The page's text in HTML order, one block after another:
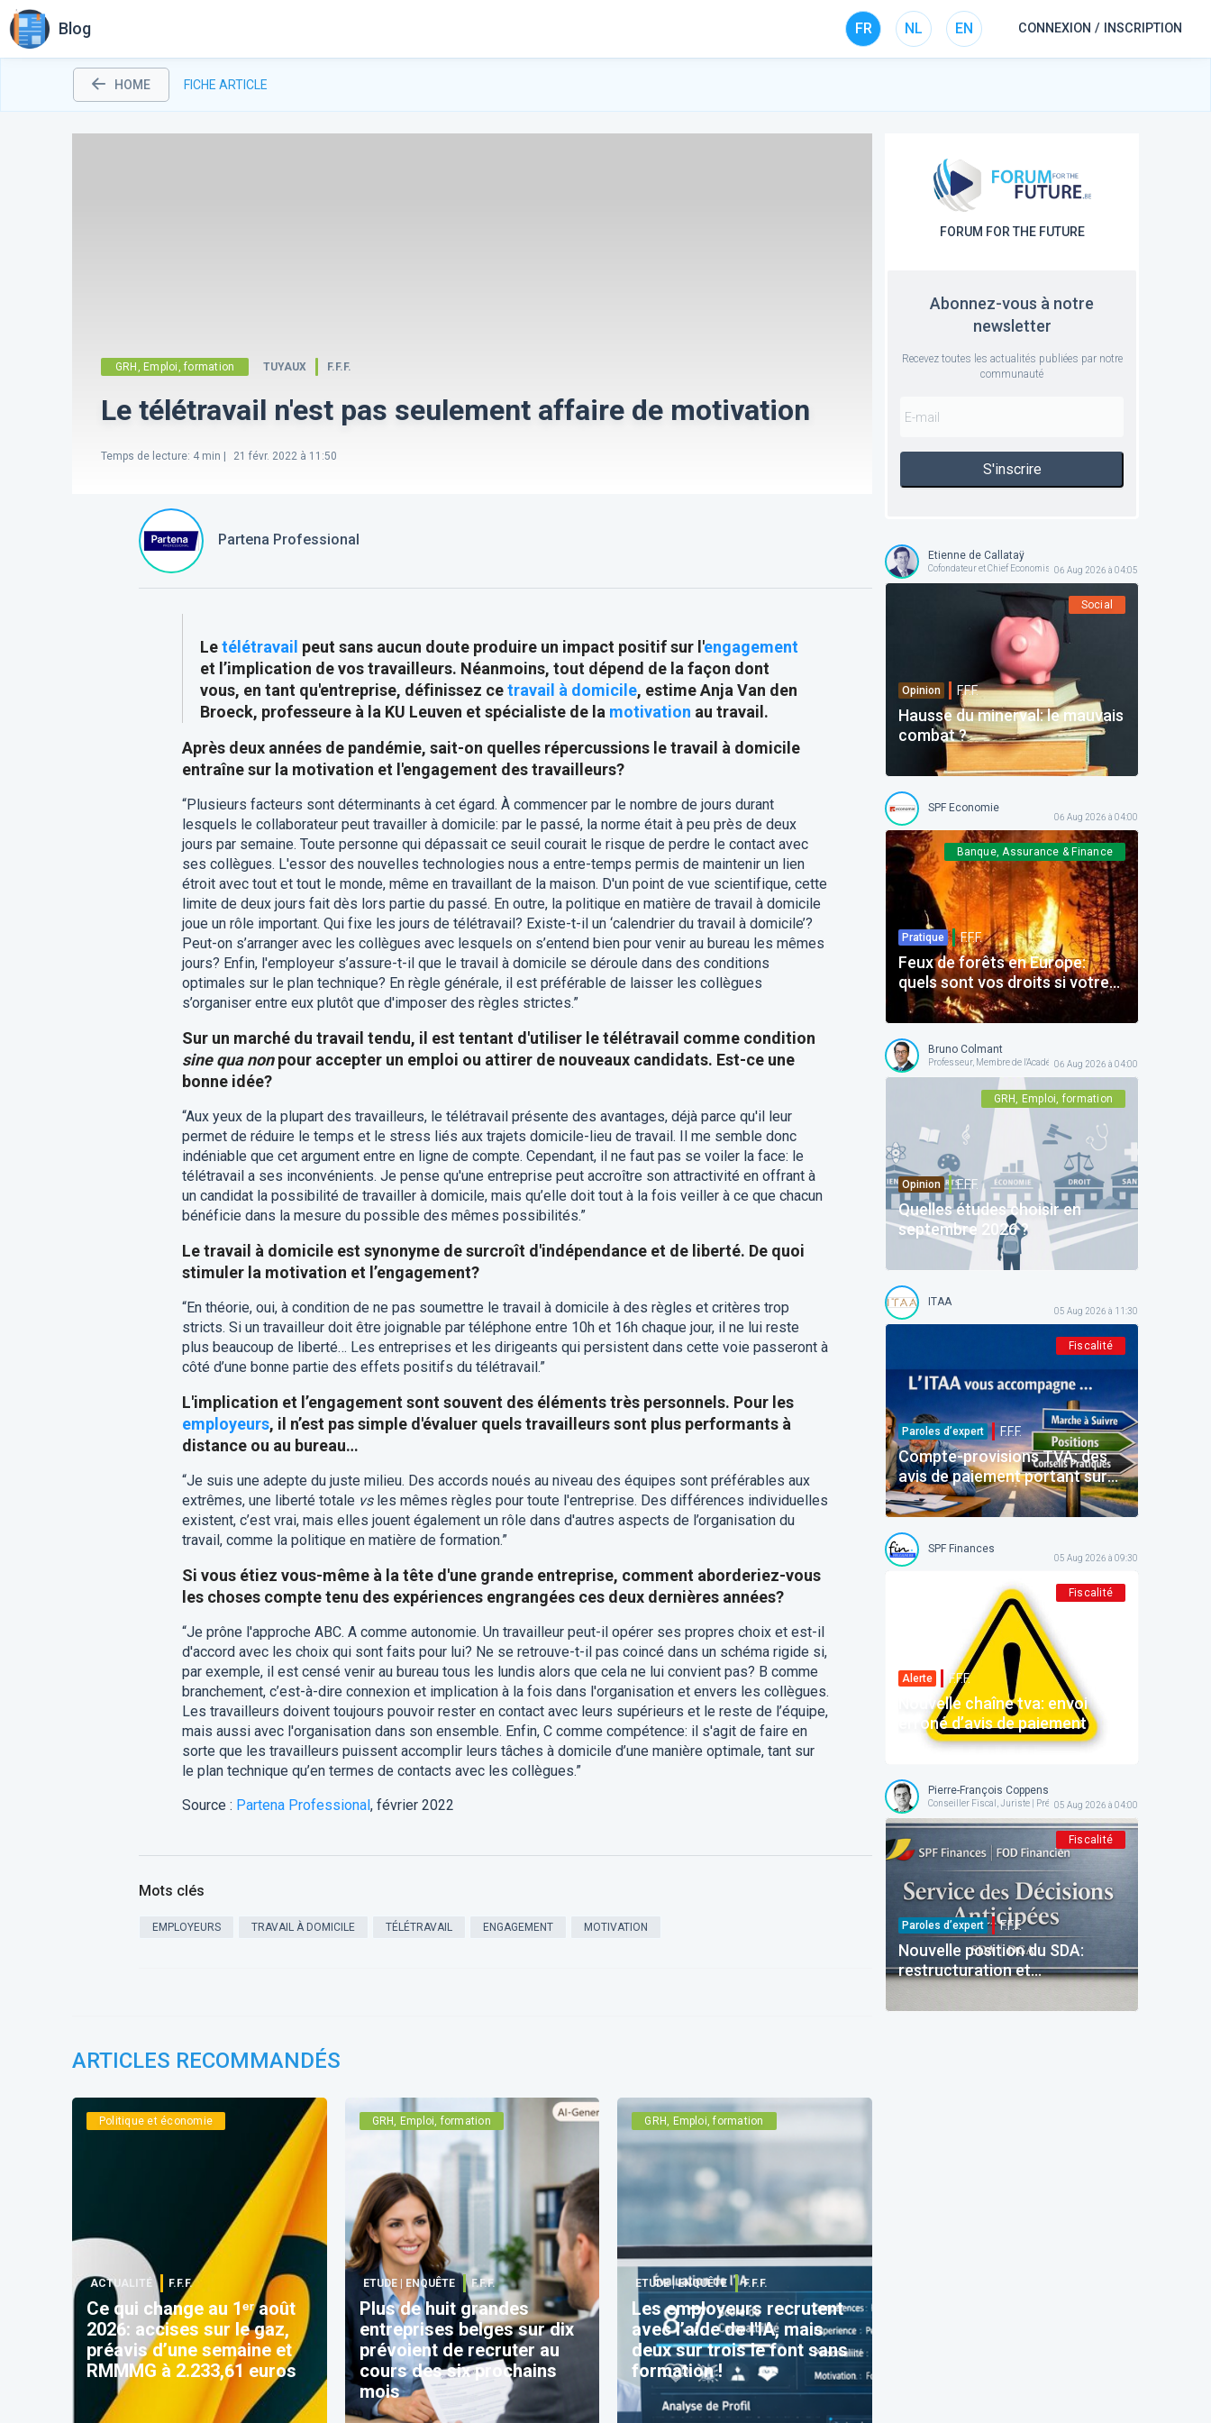
Blog FR NL EN CONNEXION / INSCRIPTION
HOME FICHE ARTICLE
GRH, Emploi, formation TUYAUX F.F.F.
Le télétravail n'est pas seulement affaire de motivation
Temps de lecture: 4 min | 21 févr. 2022 à 11:50
Partena Professional
Letélétravail peut sans aucun doute produire un impact positif sur l'engagement
et l’implication de vos travailleurs. Néanmoins, tout dépend de la façon dont
vous, en tant qu'entreprise, définissez cetravail à domicile, estime Anja Van den
Broeck, professeure à la KU Leuven et spécialiste de la motivation au travail.
Après deux années de pandémie, sait-on quelles répercussions le travail à domicile
entraîne sur la motivation et l'engagement des travailleurs?
“Plusieurs facteurs sont déterminants à cet égard. À commencer par le nombre de jours durant
lesquels le collaborateur peut travailler à domicile: par le passé, la norme était à peu près de deux
jours par semaine. Toute personne qui dépassait ce seuil courait le risque de perdre le contact avec
ses collègues. L'essor des nouvelles technologies nous a entre-temps permis de maintenir un lien
étroit avec tout et tout le monde, même en travaillant de la maison. D'un point de vue scientifique, cette
limite de deux jours fait dès lors partie du passé. En outre, la politique en matière de travail à domicile
joue un rôle important. Qui fixe les jours de télétravail? Existe-t-il un ‘calendrier du travail à domicile’?
Peut-on s’arranger avec les collègues avec lesquels on s’entend bien pour venir au bureau les mêmes
jours? Enfin, l'employeur s’assure-t-il que le travail à domicile se déroule dans des conditions
optimales sur le plan technique? En règle générale, il est préférable de laisser les collègues
s’organiser entre eux plutôt que d'imposer des règles strictes.”
Sur un marché du travail tendu, il est tentant d'utiliser le télétravail comme condition
sine qua non pour accepter un emploi ou attirer de nouveaux candidats. Est-ce une
bonne idée?
“Aux yeux de la plupart des travailleurs, le télétravail présente des avantages, déjà parce qu'il leur
permet de réduire le temps et le stress liés aux trajets domicile-lieu de travail. Il me semble donc
indéniable que cet argument entre en ligne de compte. Cependant, il ne faut pas se voiler la face: le
télétravail a ses inconvénients. Je pense qu'une entreprise peut accroître son attractivité en offrant à
un candidat la possibilité de travailler à domicile, mais qu’elle doit tout à la fois veiller à ce que chacun
bénéficie dans la mesure du possible des mêmes possibilités.”
Le travail à domicile est synonyme de surcroît d'indépendance et de liberté. De quoi
stimuler la motivation et l’engagement?
“En théorie, oui, à condition de ne pas soumettre le travail à domicile à des règles et critères trop
stricts. Si un travailleur doit être joignable par téléphone entre 10h et 16h chaque jour, il ne lui reste
plus beaucoup de liberté… Les entreprises et les dirigeants qui persistent dans cette voie passeront à
côté d’une bonne partie des effets positifs du télétravail.”
L'implication et l’engagement sont souvent des éléments très personnels. Pour les
employeurs, il n’est pas simple d'évaluer quels travailleurs sont plus performants à
distance ou au bureau…
“Je suis une adepte du juste milieu. Des accords noués au niveau des équipes sont préférables aux
extrêmes, une liberté totale vs les mêmes règles pour toute l'entreprise. Des différences individuelles
existent, c’est vrai, mais elles jouent également un rôle dans d'autres aspects de l’organisation du
travail, comme la politique en matière de formation.”
Si vous étiez vous-même à la tête d'une grande entreprise, comment aborderiez-vous
les choses compte tenu des expériences engrangées ces deux dernières années?
“Je prône l'approche ABC. A comme autonomie. Un travailleur peut-il opérer ses propres choix et est-il
d'accord avec les choix qui sont faits pour lui? Ne se retrouve-t-il pas coincé dans un schéma rigide si,
par exemple, il est censé venir au bureau tous les lundis alors que cela ne lui convient pas? B comme
branchement, c’est-à-dire connexion et implication à la fois dans l'organisation et envers les collègues.
Les travailleurs doivent toujours pouvoir rester en contact avec leurs supérieurs et le reste de l’équipe,
mais aussi avec l'organisation dans son ensemble. Enfin, C comme compétence: il s'agit de faire en
sorte que les travailleurs puissent accomplir leurs tâches à domicile d’une manière optimale, tant sur
le plan technique qu’en termes de contacts avec les collègues.”
Source : Partena Professional, février 2022
Mots clés
EMPLOYEURS TRAVAIL À DOMICILE TÉLÉTRAVAIL ENGAGEMENT MOTIVATION
ARTICLES RECOMMANDÉS
Politique et économie
ACTUALITÉ F.F.F.
Ce qui change au 1ᵉʳ août
2026: accises sur le gaz,
préavis d’une semaine et
RMMMG à 2.233,61 euros
GRH, Emploi, formation
ETUDE | ENQUÊTE F.F.F.
Plus de huit grandes
entreprises belges sur dix
prévoient de recruter au
cours des six prochains
mois
GRH, Emploi, formation
ETUDE | ENQUÊTE F.F.F.
Les employeurs recrutent
avec l’aide de l'IA, mais
deux sur trois le font sans
formation !
FORUM FOR THE FUTURE
Abonnez-vous à notre
newsletter
Recevez toutes les actualités publiées par notre
communauté
S'inscrire
Etienne de Callataÿ
Cofondateur et Chief Economist @ Orcadia Asset Management
06 Aug 2026 à 04:05
Social
Opinion F.F.F.
Hausse du minerval: le mauvais
combat ?
SPF Economie
06 Aug 2026 à 04:00
Banque, Assurance & Finance
Pratique F.F.F.
Feux de forêts en Europe:
quels sont vos droits si votre
voyage est impacté ?
Bruno Colmant
Professeur, Membre de l'Académie Royale06 Aug 2026 à 04:00
GRH, Emploi, formation
Opinion F.F.F.
Quelles études choisir en
septembre 2026 ?
ITAA
05 Aug 2026 à 11:30
Fiscalité
Paroles d’expert F.F.F.
Compte-provisions TVA: des
avis de paiement portant sur
des montants déjà payés
SPF Finances
05 Aug 2026 à 09:30
Fiscalité
Alerte F.F.F.
Nouvelle chaîne tva: envoi
erroné d’avis de paiement
Pierre-François Coppens
Conseiller Fiscal, Juriste | Président @ AFPC
05 Aug 2026 à 04:00
Fiscalité
Paroles d’expert F.F.F.
Nouvelle position du SDA:
restructuration et